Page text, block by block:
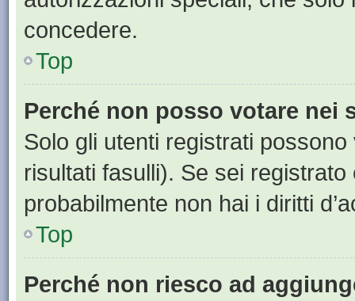
concedere.
Top
Perché non posso votare nei
Solo gli utenti registrati
risultati fasulli). Se sei
probabilmente non hai i diritti
Top
Perché non riesco ad